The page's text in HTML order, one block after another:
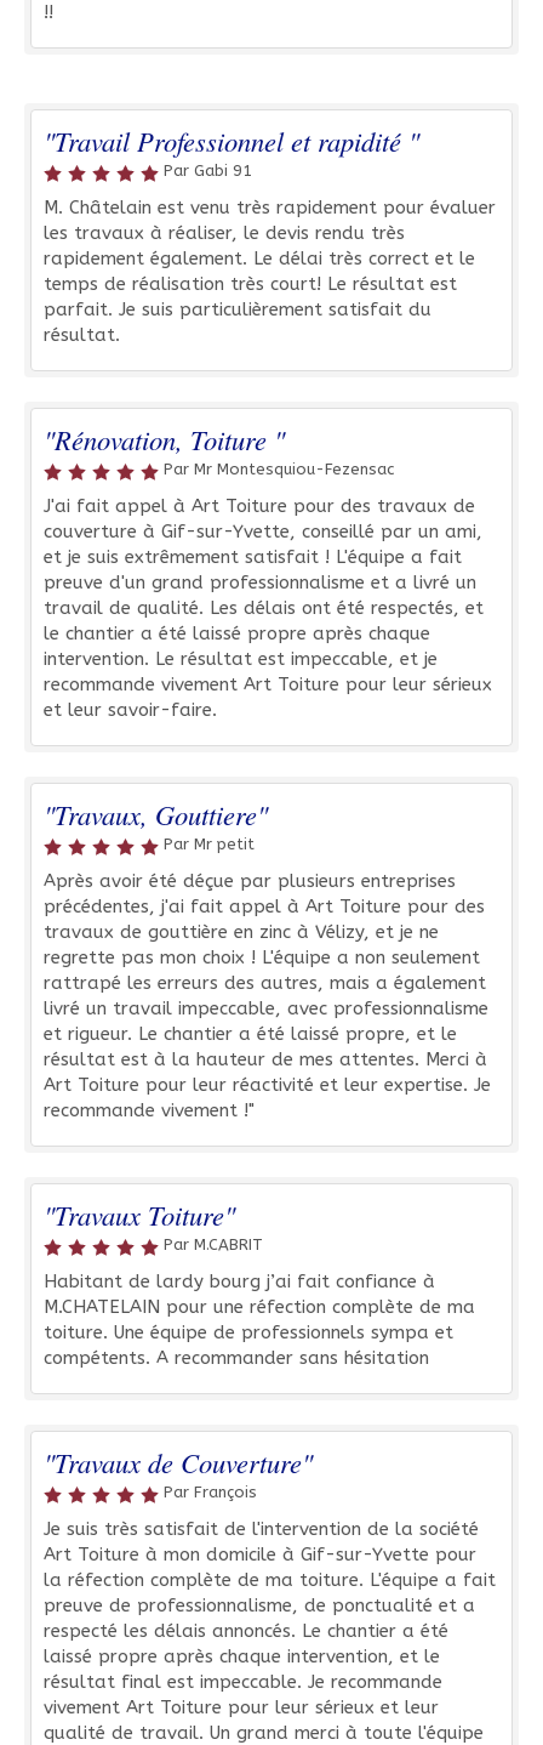
!!
"Travail Professionnel et rapidité "
Par Gabi 91
M. Châtelain est venu très rapidement pour évaluer
les travaux à réaliser, le devis rendu très
rapidement également. Le délai très correct et le
temps de réalisation très court! Le résultat est
parfait. Je suis particulièrement satisfait du
résultat.
"Rénovation, Toiture "
Par Mr Montesquiou-Fezensac
J'ai fait appel à Art Toiture pour des travaux de
couverture à Gif-sur-Yvette, conseillé par un ami,
et je suis extrêmement satisfait ! L'équipe a fait
preuve d'un grand professionnalisme et a livré un
travail de qualité. Les délais ont été respectés, et
le chantier a été laissé propre après chaque
intervention. Le résultat est impeccable, et je
recommande vivement Art Toiture pour leur sérieux
et leur savoir-faire.
"Travaux, Gouttiere"
Par Mr petit
Après avoir été déçue par plusieurs entreprises
précédentes, j'ai fait appel à Art Toiture pour des
travaux de gouttière en zinc à Vélizy, et je ne
regrette pas mon choix ! L'équipe a non seulement
rattrapé les erreurs des autres, mais a également
livré un travail impeccable, avec professionnalisme
et rigueur. Le chantier a été laissé propre, et le
résultat est à la hauteur de mes attentes. Merci à
Art Toiture pour leur réactivité et leur expertise. Je
recommande vivement !"
"Travaux Toiture"
Par M.CABRIT
Habitant de lardy bourg j’ai fait confiance à
M.CHATELAIN pour une réfection complète de ma
toiture. Une équipe de professionnels sympa et
compétents. A recommander sans hésitation
"Travaux de Couverture"
Par François
Je suis très satisfait de l'intervention de la société
Art Toiture à mon domicile à Gif-sur-Yvette pour
la réfection complète de ma toiture. L'équipe a fait
preuve de professionnalisme, de ponctualité et a
respecté les délais annoncés. Le chantier a été
laissé propre après chaque intervention, et le
résultat final est impeccable. Je recommande
vivement Art Toiture pour leur sérieux et leur
qualité de travail. Un grand merci à toute l'équipe